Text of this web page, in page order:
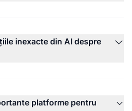
inexacte din AI despre
platforme pentru